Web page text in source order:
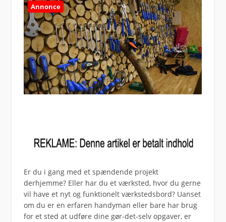
Annonce
Er du i gang med et spændende projekt
derhjemme? Eller har du et værksted, hvor du gerne
vil have et nyt og funktionelt værkstedsbord? Uanset
om du er en erfaren handyman eller bare har brug
for et sted at udføre dine gør-det-selv opgaver, er